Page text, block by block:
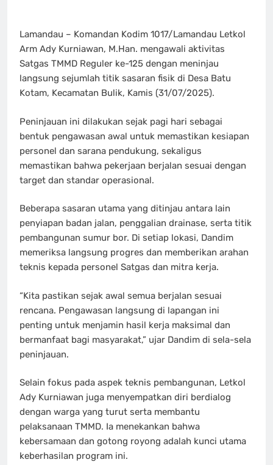
Lamandau – Komandan Kodim 1017/Lamandau Letkol
Arm Ady Kurniawan, M.Han. mengawali aktivitas
Satgas TMMD Reguler ke-125 dengan meninjau
langsung sejumlah titik sasaran fisik di Desa Batu
Kotam, Kecamatan Bulik, Kamis (31/07/2025).
Peninjauan ini dilakukan sejak pagi hari sebagai
bentuk pengawasan awal untuk memastikan kesiapan
personel dan sarana pendukung, sekaligus
memastikan bahwa pekerjaan berjalan sesuai dengan
target dan standar operasional.
Beberapa sasaran utama yang ditinjau antara lain
penyiapan badan jalan, penggalian drainase, serta titik
pembangunan sumur bor. Di setiap lokasi, Dandim
memeriksa langsung progres dan memberikan arahan
teknis kepada personel Satgas dan mitra kerja.
“Kita pastikan sejak awal semua berjalan sesuai
rencana. Pengawasan langsung di lapangan ini
penting untuk menjamin hasil kerja maksimal dan
bermanfaat bagi masyarakat,” ujar Dandim di sela-sela
peninjauan.
Selain fokus pada aspek teknis pembangunan, Letkol
Ady Kurniawan juga menyempatkan diri berdialog
dengan warga yang turut serta membantu
pelaksanaan TMMD. Ia menekankan bahwa
kebersamaan dan gotong royong adalah kunci utama
keberhasilan program ini.